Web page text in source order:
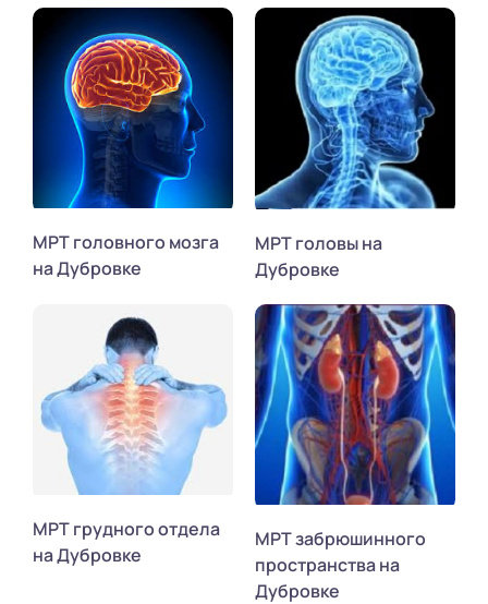
МРТ головного мозга
на Дубровке
МРТ головы на
Дубровке
МРТ грудного отдела
на Дубровке
МРТ забрюшинного
пространства на
Дубровке